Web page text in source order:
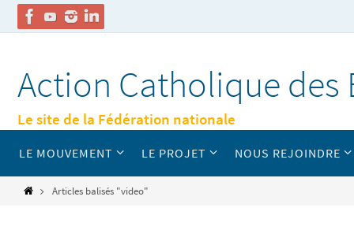
contenu
Action Catholique des
Le site de la Fédération nationale
contenu
LE MOUVEMENT LE PROJET NOUS REJOINDRE
HomeArticles balisés "video"